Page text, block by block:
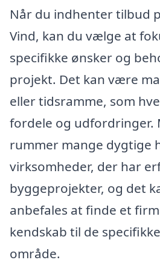
Når du indhenter tilbud
Vind, kan du vælge at
specifikke ønsker og
projekt. Det kan være
eller tidsramme, som
fordele og udfordringer.
rummer mange dygtige
virksomheder, der har
byggeprojekter, og det
anbefales at finde et
kendskab til de
område.